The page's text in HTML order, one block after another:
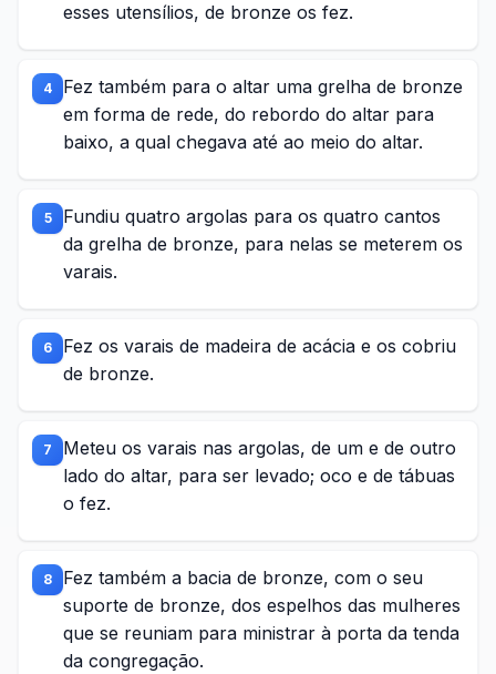
esses utensílios, de bronze os fez.
4
Fez também para o altar uma grelha de bronze
em forma de rede, do rebordo do altar para
baixo, a qual chegava até ao meio do altar.
5
Fundiu quatro argolas para os quatro cantos
da grelha de bronze, para nelas se meterem os
varais.
6
Fez os varais de madeira de acácia e os cobriu
de bronze.
7
Meteu os varais nas argolas, de um e de outro
lado do altar, para ser levado; oco e de tábuas
o fez.
8
Fez também a bacia de bronze, com o seu
suporte de bronze, dos espelhos das mulheres
que se reuniam para ministrar à porta da tenda
da congregação.